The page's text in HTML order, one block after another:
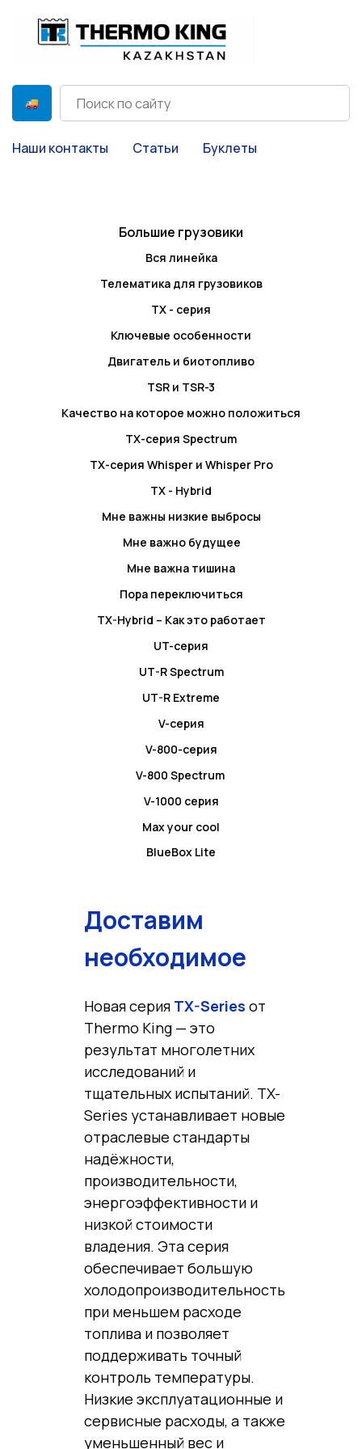
Наши контакты Статьи Буклеты
Новая серия TX-Series от
Thermo King — это
результат многолетних
исследований и
тщательных испытаний. TX-
Series устанавливает новые
отраслевые стандарты
надёжности,
производительности,
энергоэффективности и
низкой стоимости
владения. Эта серия
обеспечивает большую
холодопроизводительность
при меньшем расходе
топлива и позволяет
поддерживать точный
контроль температуры.
Низкие эксплуатационные и
сервисные расходы, а также
уменьшенный вес и
Доставим
необходимое
Большие грузовики
Вся линейка
Телематика для грузовиков
TX - серия
TX - Hybrid
UT-R Spectrum
UT-R Extreme
V-серия
V-800-серия
V-800 Spectrum
V-1000 серия
Max your cool
BlueBox Lite
UT-серия
Мне важна тишина
Пора переключиться
TX-Hybrid – Как это работает
Мне важно будущее
Мне важны низкие выбросы
Двигатель и биотопливо
TSR и TSR-3
Качество на которое можно положиться
TX-серия Spectrum
TX-серия Whisper и Whisper Pro
Ключевые особенности